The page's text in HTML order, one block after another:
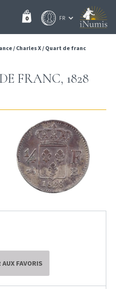
0
/ Charles X/ Quart de franc
FRANC, 1828
FAVORIS